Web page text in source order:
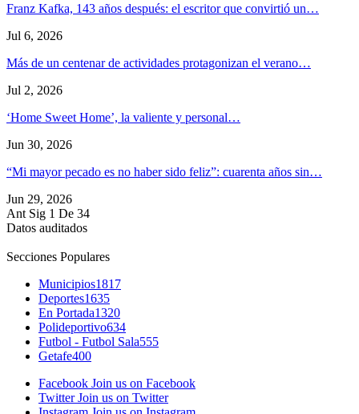
Franz Kafka, 143 años después: el escritor que convirtió un…
Jul 6, 2026
Más de un centenar de actividades protagonizan el verano…
Jul 2, 2026
‘Home Sweet Home’, la valiente y personal…
Jun 30, 2026
“Mi mayor pecado es no haber sido feliz”: cuarenta años sin…
Jun 29, 2026
Ant Sig 1 De 34
Datos auditados
Secciones Populares
Municipios1817
Deportes1635
En Portada1320
Polideportivo634
Futbol - Futbol Sala555
Getafe400
Facebook Join us on Facebook
Twitter Join us on Twitter